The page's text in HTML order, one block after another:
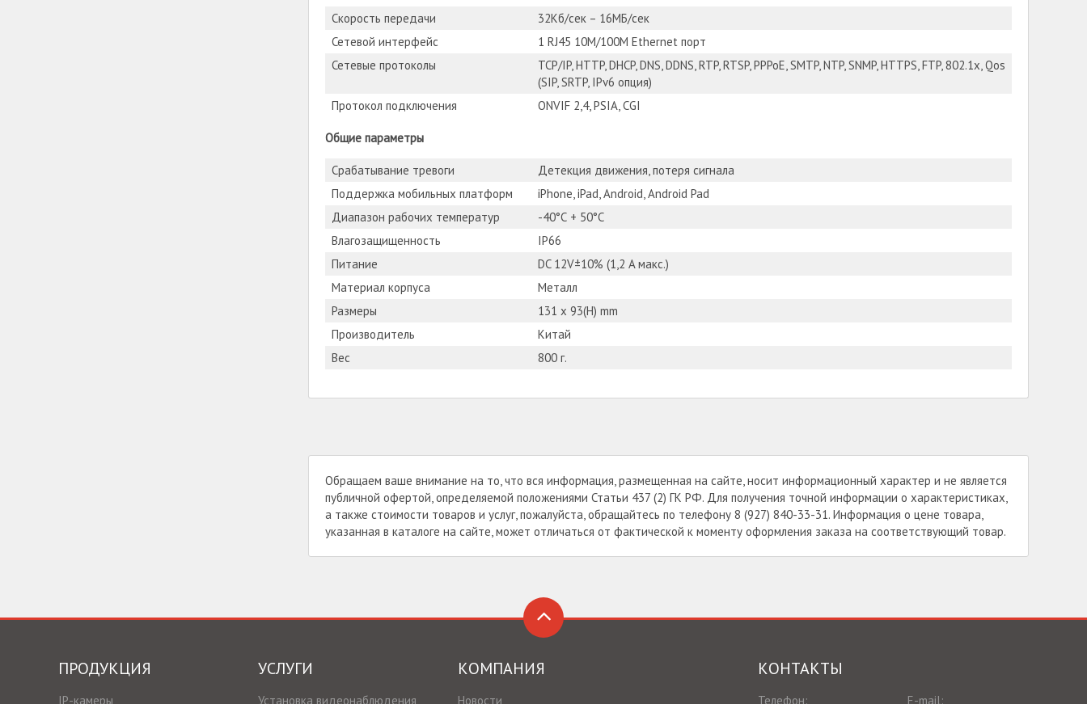
Скорость передачи
32Кб/сек – 16МБ/сек
Сетевой интерфейс
1 RJ45 10М/100М Ethernet порт
Сетевые протоколы
TCP/IP, HTTP, DHCP, DNS, DDNS, RTP, RTSP, PPPoE, SMTP, NTP, SNMP, HTTPS, FTP, 802.1x, Qos
(SIP, SRTP, IPv6 опция)
Протокол подключения
ONVIF 2,4, PSIA, CGI
Общие параметры
Срабатывание тревоги
Детекция движения, потеря сигнала
Поддержка мобильных платформ
iPhone, iPad, Android, Android Pad
Диапазон рабочих температур
-40°С + 50°С
Влагозащищенность
IP66
Питание
DC 12V±10% (1,2 A макс.)
Материал корпуса
Металл
Размеры
131 x 93(H) mm
Производитель
Китай
Вес
800 г.
Обращаем ваше внимание на то, что вся информация, размещенная на сайте, носит информационный характер и не является
публичной офертой, определяемой положениями Статьи 437 (2) ГК РФ. Для получения точной информации о характеристиках,
а также стоимости товаров и услуг, пожалуйста, обращайтесь по телефону 8 (927) 840-33-31. Информация о цене товара,
указанная в каталоге на сайте, может отличаться от фактической к моменту оформления заказа на соответствующий товар.
ПРОДУКЦИЯ
IP-камеры
УСЛУГИ
Установка видеонаблюдения
КОМПАНИЯ
Новости
КОНТАКТЫ
Телефон: E-mail: